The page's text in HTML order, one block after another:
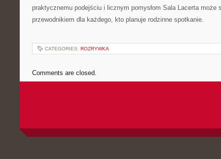
praktycznemu podejściu i licznym pomysłom Sala Lacerta może
przewodnikiem dla każdego, kto planuje rodzinne spotkanie.
CATEGORIES: ROZRYWKA
Comments are closed.